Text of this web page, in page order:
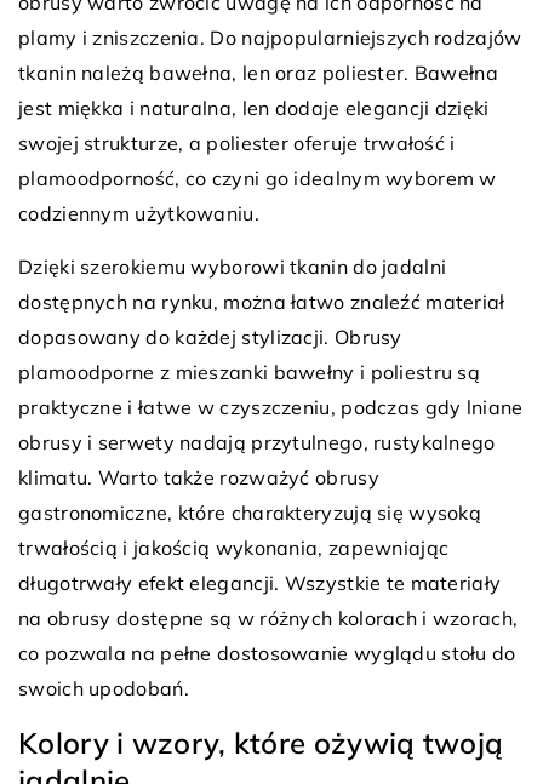
plamy i zniszczenia. Do najpopularniejszych rodzajów
tkanin należą bawełna, len oraz poliester. Bawełna
jest miękka i naturalna, len dodaje elegancji dzięki
swojej strukturze, a poliester oferuje trwałość i
plamoodporność, co czyni go idealnym wyborem w
codziennym użytkowaniu.
Dzięki szerokiemu wyborowi tkanin do jadalni
dostępnych na rynku, można łatwo znaleźć materiał
dopasowany do każdej stylizacji. Obrusy
plamoodporne z mieszanki bawełny i poliestru są
praktyczne i łatwe w czyszczeniu, podczas gdy lniane
obrusy i serwety nadają przytulnego, rustykalnego
klimatu. Warto także rozważyć obrusy
gastronomiczne, które charakteryzują się wysoką
trwałością i jakością wykonania, zapewniając
długotrwały efekt elegancji. Wszystkie te materiały
na obrusy dostępne są w różnych kolorach i wzorach,
co pozwala na pełne dostosowanie wyglądu stołu do
swoich upodobań.
Kolory i wzory, które ożywią twoją